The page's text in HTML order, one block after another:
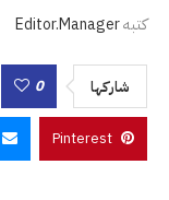
كتبهEditor.manager
شاركها 0
Pinterest